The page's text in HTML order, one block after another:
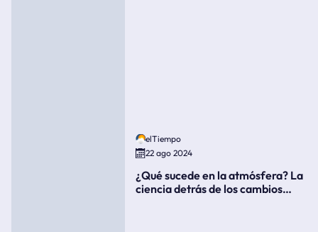
elTiempo
22 ago 2024
¿Qué sucede en la atmósfera? La
ciencia detrás de los cambios